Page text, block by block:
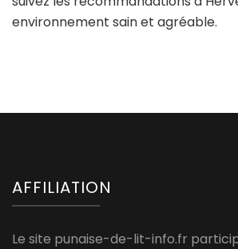
environnement sain et agréable.
AFFILIATION
Le site punaise-de-lit-info.fr